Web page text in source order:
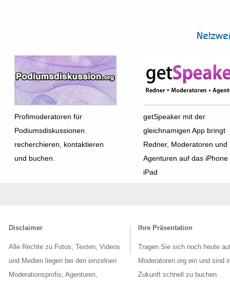
Profimoderatoren für
Podiumsdiskussionen
recherchieren, kontaktieren
und buchen.
getSpeaker mit der
gleichnamigen App bringt
Redner, Moderatoren und
Agenturen auf das iPhone
iPad
Disclaimer
Alle Rechte zu Fotos, Texten, Videos
und Medien liegen bei den einzelnen
Moderationsprofis, Agenturen,
Ihre Präsentation
Tragen Sie sich noch heute
Moderatoren.org ein und sind
Zukunft schnell zu buchen.